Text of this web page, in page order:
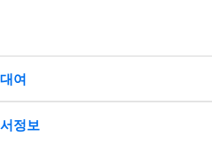
대여
정보